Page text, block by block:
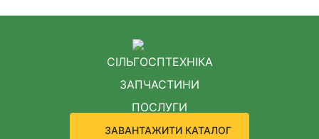
СІЛЬГОСПТЕХНІКА
ЗАПЧАСТИНИ
ПОСЛУГИ
ЗАВАНТАЖИТИ КАТАЛОГ